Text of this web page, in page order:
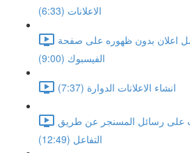
الاعلانات (6:33)
اعلان بدون ظهوره على صفحة
الفيسبوك (9:00)
انشاء الاعلانات الدوارة (7:37)
على رسائل المسنجر عن طريق
التفاعل (12:49)